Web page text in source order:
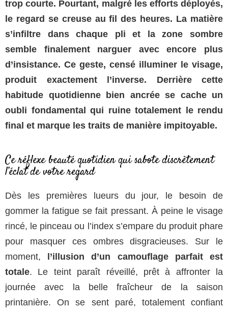
trop courte. Pourtant, malgré les efforts déployés,
le regard se creuse au fil des heures. La matière
s’infiltre dans chaque pli et la zone sombre
semble finalement narguer avec encore plus
d’insistance. Ce geste, censé illuminer le visage,
produit exactement l’inverse. Derrière cette
habitude quotidienne bien ancrée se cache un
oubli fondamental qui ruine totalement le rendu
final et marque les traits de manière impitoyable.
Ce réflexe beauté quotidien qui sabote discrètement
l’éclat de votre regard
Dès les premières lueurs du jour, le besoin de
gommer la fatigue se fait pressant. À peine le visage
rincé, le pinceau ou l’index s’empare du produit phare
pour masquer ces ombres disgracieuses. Sur le
moment,
l’illusion d’un camouflage parfait est
totale. Le teint paraît réveillé, prêt à affronter la
journée avec la belle fraîcheur de la saison
printanière. On se sent paré, totalement confiant